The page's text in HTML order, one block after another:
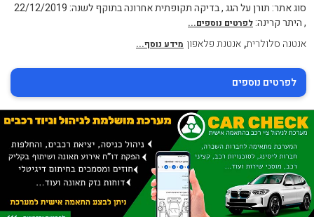
סוג אתר: תורן על הגג , בדיקה תקופתית אחרונה בתוקף לשנה: 22/12/2019
, היתר קרינה:לפרטים נוספים...
אנטנה סלולרית,אנטנת פלאפון מידע נוסף...
לפרטים נוספים